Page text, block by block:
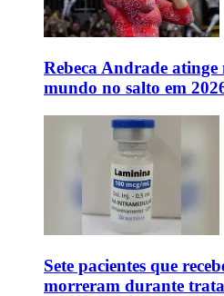
Rebeca Andrade
mundo no salto em
Sete pacientes que
morreram durante